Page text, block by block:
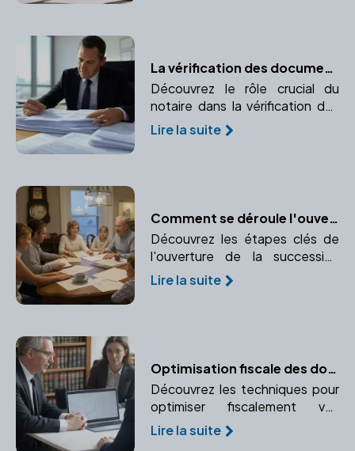
La vérification des documents immobiliers par le notaire
Découvrez le rôle crucial du
notaire dans la vérification des
documents immobiliers pour
garantir la conformité et la
Lire la suite
Comment se déroule l'ouverture de la succession ?
Découvrez les étapes clés de
l'ouverture de la succession
après le décès d'un proche.
Comprendre le rôle crucial du
Lire la suite
Optimisation fiscale des donations : Réduire les droits grâce à une planification anticipée
Découvrez les techniques pour
optimiser fiscalement vos
donations. Apprenez à planifier
en avance pour réduire les droits
Lire la suite